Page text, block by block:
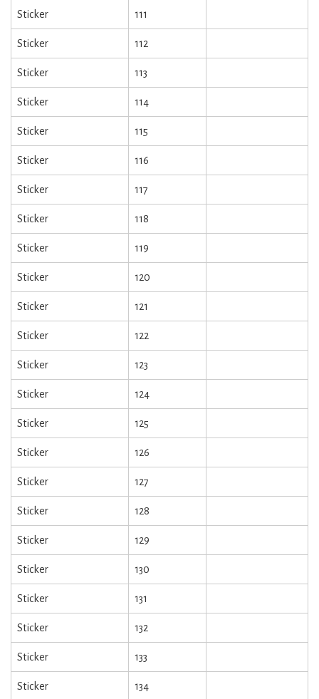
Sticker 111
Sticker 112
Sticker 113
Sticker 114
Sticker 115
Sticker 116
Sticker 117
Sticker 118
Sticker 119
Sticker 120
Sticker 121
Sticker 122
Sticker 123
Sticker 124
Sticker 125
Sticker 126
Sticker 127
Sticker 128
Sticker 129
Sticker 130
Sticker 131
Sticker 132
Sticker 133
Sticker 134